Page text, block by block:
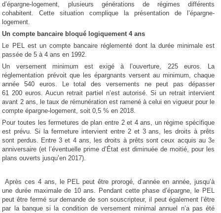
d’épargne-logement, plusieurs générations de régimes différents
cohabitent. Cette situation complique la présentation de l’épargne-
logement.
Un compte bancaire bloqué logiquement 4 ans
Le PEL est un compte bancaire réglementé dont la durée minimale est
passée de 5 à 4 ans en 1992.
Un versement minimum est exigé à l’ouverture, 225 euros. La
réglementation prévoit que les épargnants versent au minimum, chaque
année 540 euros. Le total des versements ne peut pas dépasser
61 200 euros. Aucun retrait partiel n’est autorisé. Si un retrait intervient
avant 2 ans, le taux de rémunération est ramené à celui en vigueur pour le
compte épargne-logement, soit 0,5 % en 2018.
Pour toutes les fermetures de plan entre 2 et 4 ans, un régime spécifique
est prévu. Si la fermeture intervient entre 2 et 3 ans, les droits à prêts
sont perdus. Entre 3 et 4 ans, les droits à prêts sont ceux acquis au 3e
anniversaire (et l’éventuelle prime d’État est diminuée de moitié, pour les
plans ouverts jusqu’en 2017).
Après ces 4 ans, le PEL peut être prorogé, d’année en année, jusqu’à
une durée maximale de 10 ans. Pendant cette phase d’épargne, le PEL
peut être fermé sur demande de son souscripteur, il peut également l’être
par la banque si la condition de versement minimal annuel n’a pas été